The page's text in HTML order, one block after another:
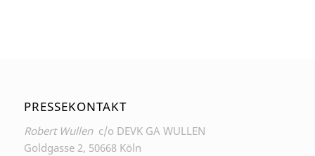
PRESSEKONTAKT
Robert Wullen c/o DEVK GA WULLEN
Goldgasse 2, 50668 Köln